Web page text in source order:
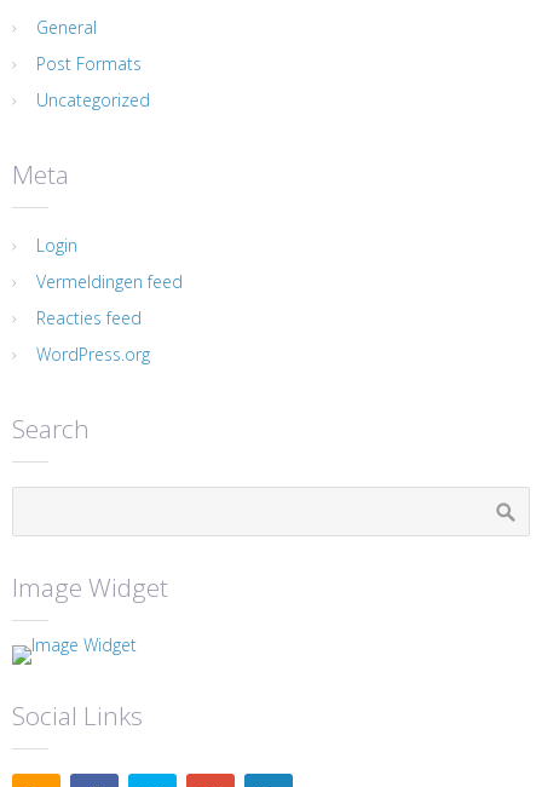
General
Post Formats
Uncategorized
Meta
Login
Vermeldingen feed
Reacties feed
WordPress.org
Search
Image Widget
Social Links